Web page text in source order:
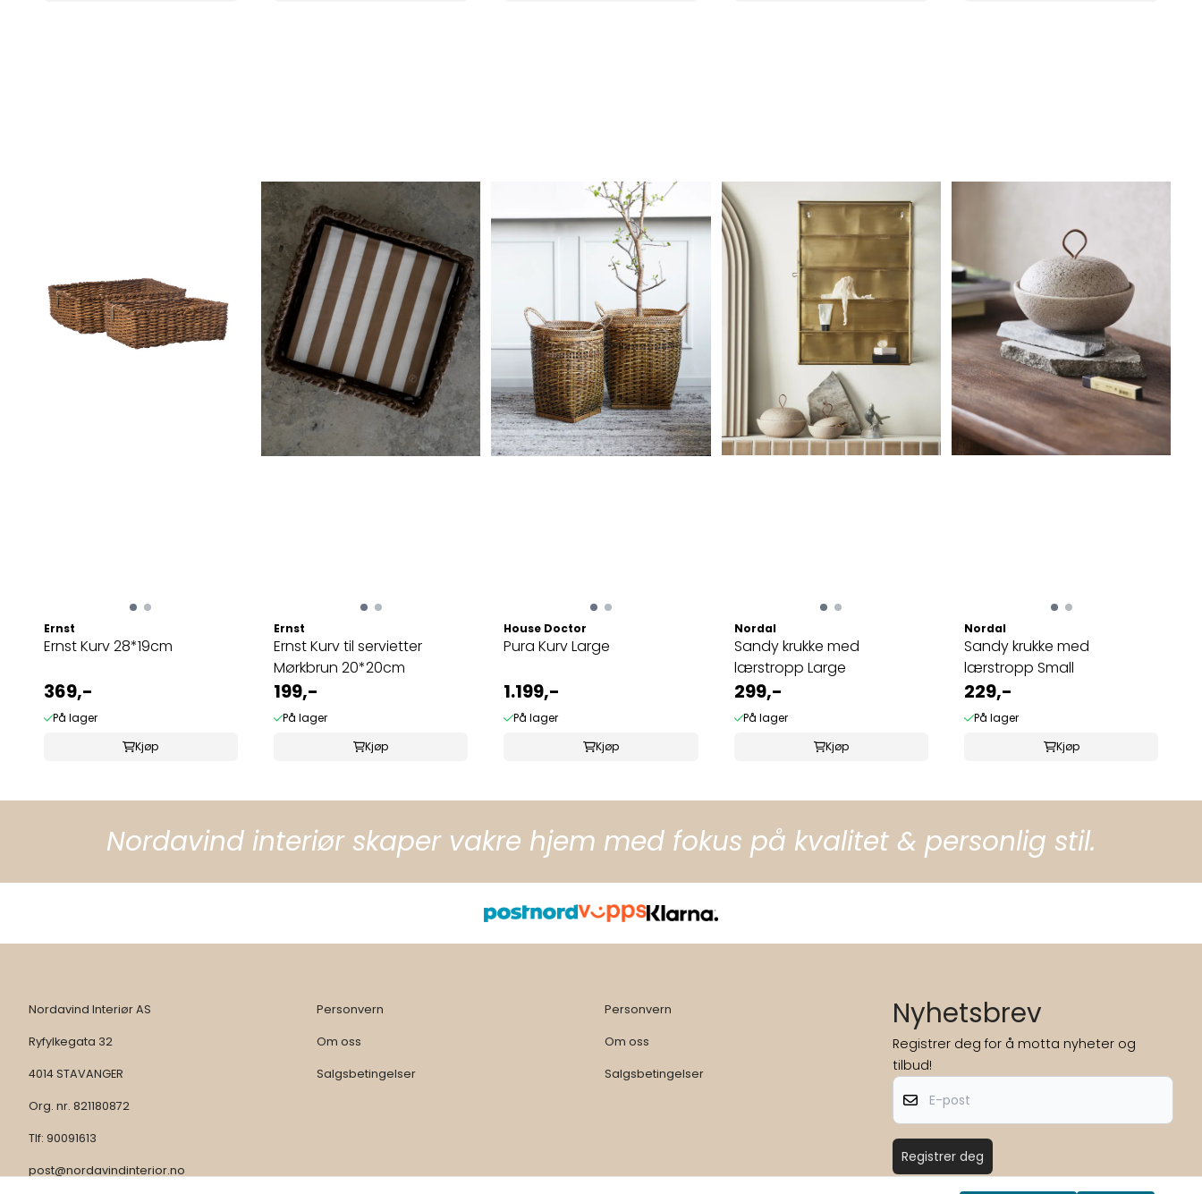
Ernst
Ernst Kurv 28*19cm
369,-
På lager
Kjøp
Ernst
Ernst Kurv til servietter
Mørkbrun 20*20cm
199,-
På lager
Kjøp
House Doctor
Pura Kurv Large
1.199,-
På lager
Kjøp
Nordal
Sandy krukke med
lærstropp Large
299,-
På lager
Kjøp
Nordal
Sandy krukke med
lærstropp Small
229,-
På lager
Kjøp
Nordavind interiør skaper vakre hjem med fokus på kvalitet & personlig stil.
Nordavind Interiør AS
Ryfylkegata 32
4014 STAVANGER
Org. nr. 821180872
Tlf: 90091613
post@nordavindinterior.no
Personvern
Om oss
Salgsbetingelser
Personvern
Om oss
Salgsbetingelser
Nyhetsbrev
Registrer deg for å motta nyheter og
tilbud!
E-post
Registrer deg